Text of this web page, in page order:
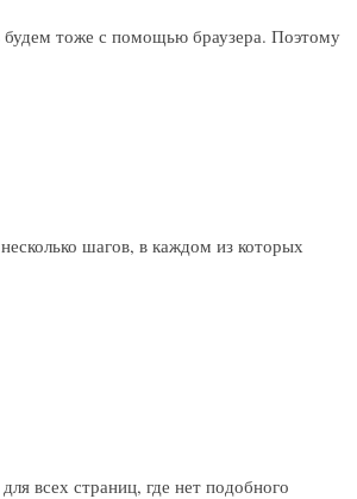
будем тоже с помощью браузера. Поэтому
шагов, в каждом из которых
всех страниц, где нет подобного